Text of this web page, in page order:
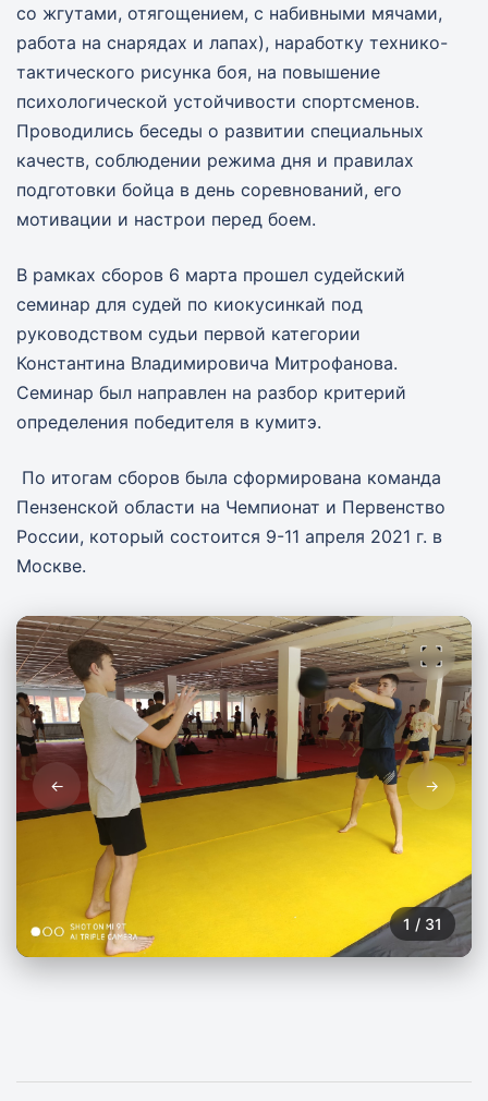
со жгутами, отягощением, с набивными мячами,
работа на снарядах и лапах), наработку технико-
тактического рисунка боя, на повышение
психологической устойчивости спортсменов.
Проводились беседы о развитии специальных
качеств, соблюдении режима дня и правилах
подготовки бойца в день соревнований, его
мотивации и настрои перед боем.
В рамках сборов 6 марта прошел судейский
семинар для судей по киокусинкай под
руководством судьи первой категории
Константина Владимировича Митрофанова.
Семинар был направлен на разбор критерий
определения победителя в кумитэ.
По итогам сборов была сформирована команда
Пензенской области на Чемпионат и Первенство
России, который состоится 9-11 апреля 2021 г. в
Москве.
← →
1 / 31